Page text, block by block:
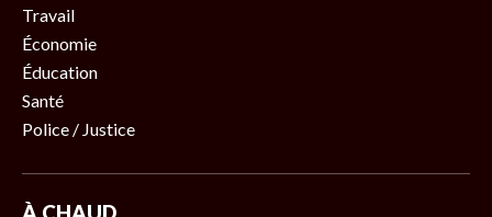
Travail
Économie
Éducation
Santé
Police / Justice